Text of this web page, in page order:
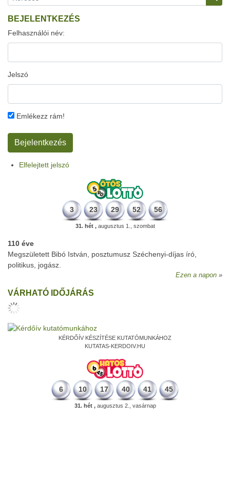
BEJELENTKEZÉS
Felhasználói név:
Jelszó
Emlékezz rám!
Elfelejtett jelszó
3 23 29 52 56
31. hét ,augusztus 1., szombat
110 éve
Megszületett Bibó István, posztumusz Széchenyi-díjas író,
politikus, jogász.
Ezen a napon
VÁRHATÓ IDŐJÁRÁS
KÉRDŐÍV KÉSZÍTÉSE KUTATÓMUNKÁHOZ
KUTATAS-KERDOIV.HU
6 10 17 40 41 45
31. hét ,augusztus 2., vasárnap